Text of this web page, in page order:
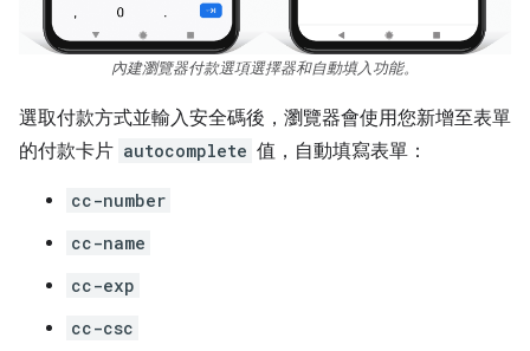
內建瀏覽器付款選項選擇器和自動填入功能。
選取付款方式並輸入安全碼後，瀏覽器會使用您新增至表單
的付款卡片 autocomplete 值，自動填寫表單：
cc-number
cc-name
cc-exp
cc-csc